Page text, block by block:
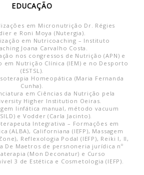
EDUCAÇÃO
em Micronutrição Dr. Régies
e Roni Moya (Nutergia).
em Nutricoaching – Instituto
Joana Carvalho Costa.
nos congressos de Nutrição (APN) e
em Nutrição Clínica (IEM) e no Desporto
(ESTSL).
Homeopática (Maria Fernanda
Cunha).
em Ciências da Nutrição pela
Higher Institution Oeiras.
linfática manual, método vacuum
e Vodder (Carla Jacinto).
Integrativa – Formações em
(ALBA), Californiana (IEFP), Massagem
Reflexologia Podal (IEFP), Reiki I, II,
De Maetros de persnoneria jurídica nº
(Mon Deconatur) e Curso
3 de Estética e Cosmetologia (IEFP).